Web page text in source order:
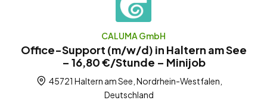
CALUMA GmbH
Office-Support (m/w/d) in Haltern am See
– 16,80 €/Stunde – Minijob
45721 Haltern am See, Nordrhein-Westfalen,
Deutschland